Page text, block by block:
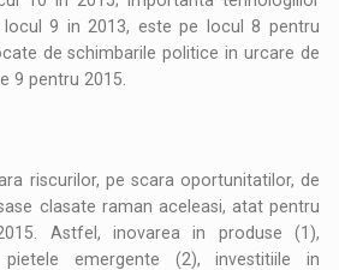
9 in 2013, este pe locul 8 pentru
de schimbarile politice in urcare de
9 pentru 2015.
riscurilor, pe scara oportunitatilor, de
clasate raman aceleasi, atat pentru
Astfel, inovarea in produse (1),
emergente (2), investitiile in